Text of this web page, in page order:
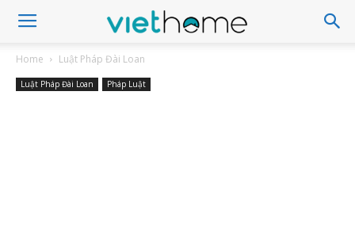
Home Luật Pháp Đài Loan
Luật Pháp Đài Loan Pháp Luật